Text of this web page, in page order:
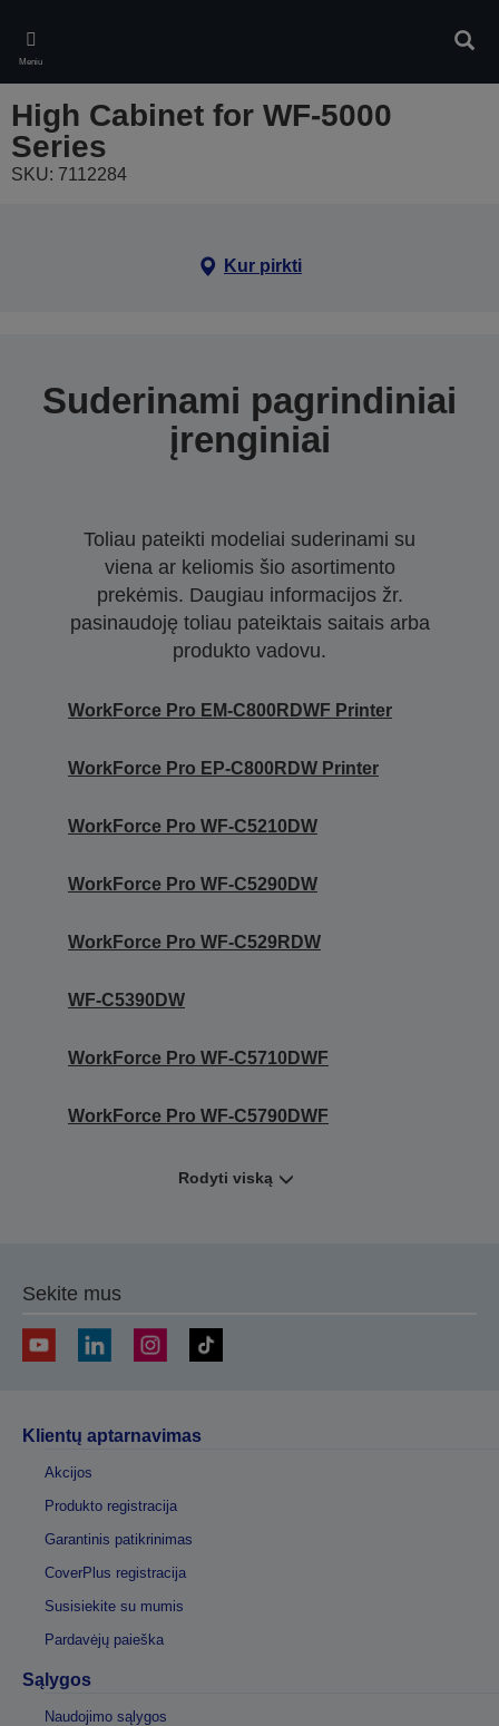
main
content
Meniu
High Cabinet for WF-5000
Series
SKU: 7112284
Kur pirkti
Suderinami pagrindiniai
įrenginiai
Toliau pateikti modeliai suderinami su
viena ar keliomis šio asortimento
prekėmis. Daugiau informacijos žr.
pasinaudoję toliau pateiktais saitais arba
produkto vadovu.
WorkForce Pro EM-C800RDWF Printer
WorkForce Pro EP-C800RDW Printer
WorkForce Pro WF-C5210DW
WorkForce Pro WF-C5290DW
WorkForce Pro WF-C529RDW
WF-C5390DW
WorkForce Pro WF-C5710DWF
WorkForce Pro WF-C5790DWF
Rodyti viską
Sekite mus
Klientų aptarnavimas
Akcijos
Produkto registracija
Garantinis patikrinimas
CoverPlus registracija
Susisiekite su mumis
Pardavėjų paieška
Sąlygos
Naudojimo sąlygos